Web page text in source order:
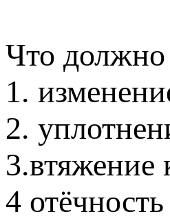
Что должно
1.
2.
3.втяжение
4